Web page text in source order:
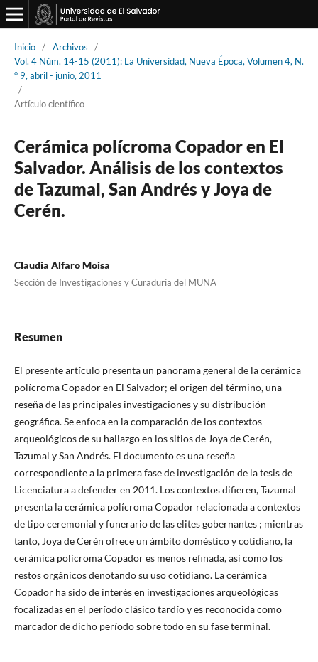
Inicio / Archivos
/
Vol. 4 Núm. 14-15 (2011): La Universidad, Nueva Época, Volumen 4, N.
° 9, abril - junio, 2011
/
Artículo científico
Cerámica polícroma Copador en El
Salvador. Análisis de los contextos
de Tazumal, San Andrés y Joya de
Cerén.
Claudia Alfaro Moisa
Sección de Investigaciones y Curaduría del MUNA
Resumen
El presente artículo presenta un panorama general de la cerámica
polícroma Copador en El Salvador; el origen del término, una
reseña de las principales investigaciones y su distribución
geográfica. Se enfoca en la comparación de los contextos
arqueológicos de su hallazgo en los sitios de Joya de Cerén,
Tazumal y San Andrés. El documento es una reseña
correspondiente a la primera fase de investigación de la tesis de
Licenciatura a defender en 2011. Los contextos difieren, Tazumal
presenta la cerámica polícroma Copador relacionada a contextos
de tipo ceremonial y funerario de las elites gobernantes ; mientras
tanto, Joya de Cerén ofrece un ámbito doméstico y cotidiano, la
cerámica polícroma Copador es menos refinada, así como los
restos orgánicos denotando su uso cotidiano. La cerámica
Copador ha sido de interés en investigaciones arqueológicas
focalizadas en el período clásico tardío y es reconocida como
marcador de dicho período sobre todo en su fase terminal.